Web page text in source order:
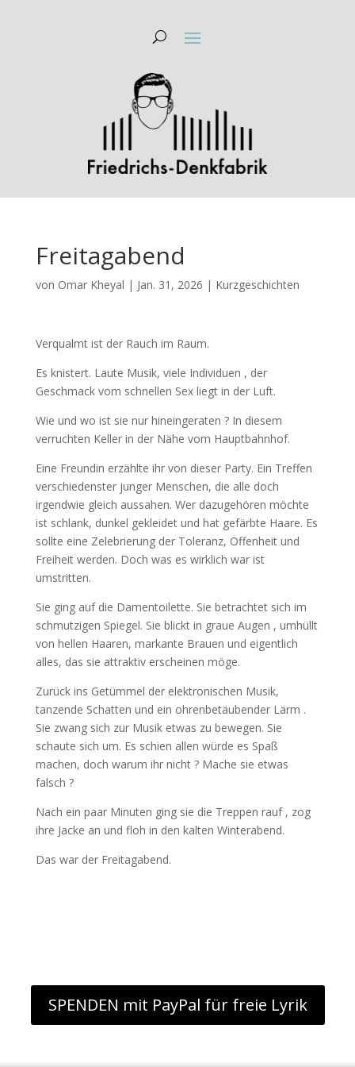
Freitagabend
von Omar Kheyal | Jan. 31, 2026 | Kurzgeschichten
Verqualmt ist der Rauch im Raum.
Es knistert. Laute Musik, viele Individuen , der
Geschmack vom schnellen Sex liegt in der Luft.
Wie und wo ist sie nur hineingeraten ? In diesem
verruchten Keller in der Nähe vom Hauptbahnhof.
Eine Freundin erzählte ihr von dieser Party. Ein Treffen
verschiedenster junger Menschen, die alle doch
irgendwie gleich aussahen. Wer dazugehören möchte
ist schlank, dunkel gekleidet und hat gefärbte Haare. Es
sollte eine Zelebrierung der Toleranz, Offenheit und
Freiheit werden. Doch was es wirklich war ist
umstritten.
Sie ging auf die Damentoilette. Sie betrachtet sich im
schmutzigen Spiegel. Sie blickt in graue Augen , umhüllt
von hellen Haaren, markante Brauen und eigentlich
alles, das sie attraktiv erscheinen möge.
Zurück ins Getümmel der elektronischen Musik,
tanzende Schatten und ein ohrenbetäubender Lärm .
Sie zwang sich zur Musik etwas zu bewegen. Sie
schaute sich um. Es schien allen würde es Spaß
machen, doch warum ihr nicht ? Mache sie etwas
falsch ?
Nach ein paar Minuten ging sie die Treppen rauf , zog
ihre Jacke an und floh in den kalten Winterabend.
Das war der Freitagabend.
SPENDEN mit PayPal für freie Lyrik